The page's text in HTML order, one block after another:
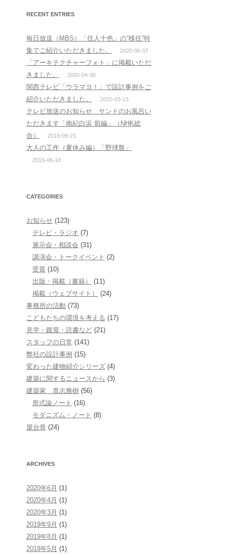
RECENT ENTRIES
毎日放送（MBS）「住人十色」の“移住”特
集でご紹介いただきました。
2020-06-07
「アーキテクチャーフォト」に掲載いただ
きました。
2020-04-30
関西テレビ「ウラマヨ！」で設計事例をご
紹介いただきました。
2020-03-13
テレビ放送のお知らせ サンドのお風呂い
ただきます「南紀白浜 前編」（NHK総
合）
2019-09-23
大人の工作（夏休み編）「野球盤」
2019-08-18
CATEGORIES
お知らせ (123)
テレビ・ラジオ (7)
展示会・相談会 (31)
講演会・トークイベント (2)
受賞 (10)
出版・掲載（書籍）
(11)
掲載（ウェブサイト）
(24)
事務所の活動 (73)
こどもたちの環境を考える (17)
見学・鑑賞・読書など (21)
スタッフの日常 (141)
弊社の設計事例 (15)
変わった建物紹介シリーズ (4)
建築に関するニュースから (3)
建築家 貴志雅樹 (56)
形式論ノート (16)
モダニズム・ノート (8)
屋台骨 (24)
ARCHIVES
2020年6月 (1)
2020年4月 (1)
2020年3月 (1)
2019年9月 (1)
2019年8月 (1)
2019年5月 (1)